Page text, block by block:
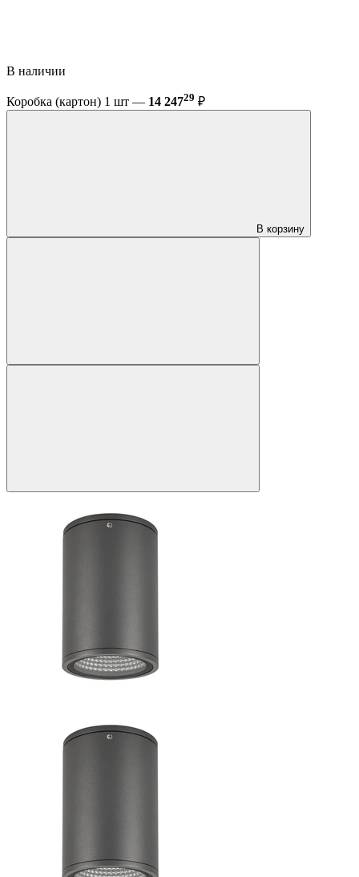
В наличии
Коробка (картон) 1 шт — 14 24729 ₽
В корзину